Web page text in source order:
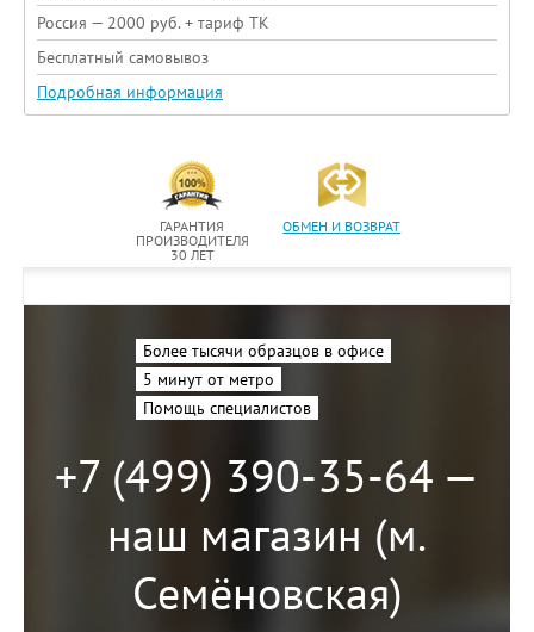
Россия — 2000 руб. + тариф ТК
Бесплатный самовывоз
Подробная информация
ГАРАНТИЯ
ПРОИЗВОДИТЕЛЯ
30 ЛЕТ
ОБМЕН И ВОЗВРАТ
Более тысячи образцов в офисе
5 минут от метро
Помощь специалистов
+7 (499) 390-35-64 —
наш магазин (м.
Семёновская)